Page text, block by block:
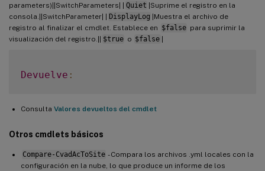
parameters)||SwitchParameters| | Quiet |Suprime el registro en la
consola.||SwitchParameter| | DisplayLog |Muestra el archivo de
registro al finalizar el cmdlet. Establece en $false para suprimir la
visualización del registro.|| $true o $false |
Devuelve :
Consulta Valores devueltos del cmdlet
Otros cmdlets básicos
Compare-CvadAcToSite - Compara los archivos .yml locales con la
configuración en la nube, lo que produce un informe de los